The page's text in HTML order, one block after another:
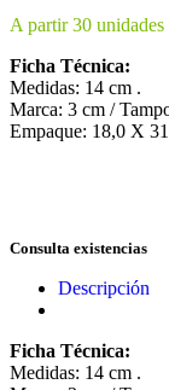
A partir 30
Ficha Técnica:
Medidas: 14 cm .
Marca: 3 cm /
Empaque: 18,0 X
Consulta existencias
Descripción
Ficha Técnica:
Medidas: 14 cm .